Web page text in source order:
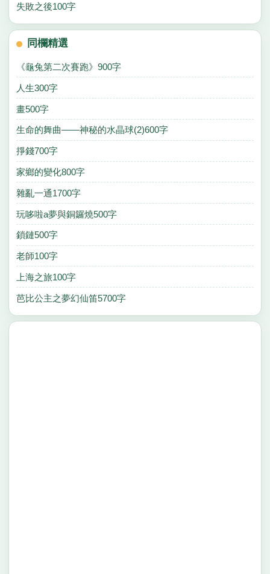
失敗之後100字
同欄精選
《龜兔第二次賽跑》900字
人生300字
畫500字
生命的舞曲——神秘的水晶球(2)600字
掙錢700字
家鄉的變化800字
雜亂一通1700字
玩哆啦a夢與銅鑼燒500字
鎖鏈500字
老師100字
上海之旅100字
芭比公主之夢幻仙笛5700字